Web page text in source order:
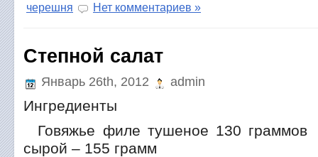
черешня
Нет комментариев »
Степной салат
Январь 26th, 2012 admin
Ингредиенты
Говяжье филе тушеное 130 граммов
сырой – 155 грамм